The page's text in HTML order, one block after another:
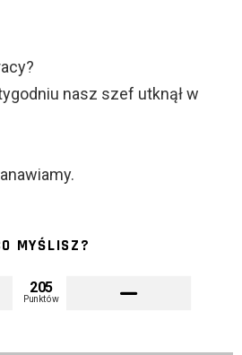
nasz szef utknął w
MYŚLISZ?
205
Punktów